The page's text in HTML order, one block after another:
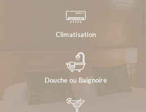
Climatisation
Douche ou Baignoire